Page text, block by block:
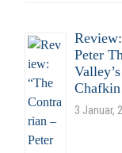
Peter
3 Januar,